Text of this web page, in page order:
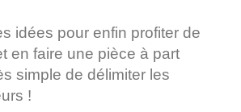
idées pour enfin profiter de
en faire une pièce à part
simple de délimiter les
!